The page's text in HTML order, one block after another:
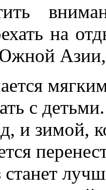
на
Азии,
с
и зимой,
станет